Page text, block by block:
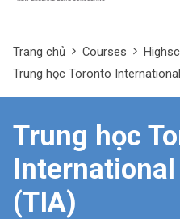
Trang chủ Courses
Trung học Toronto
Trung học
(TIA)